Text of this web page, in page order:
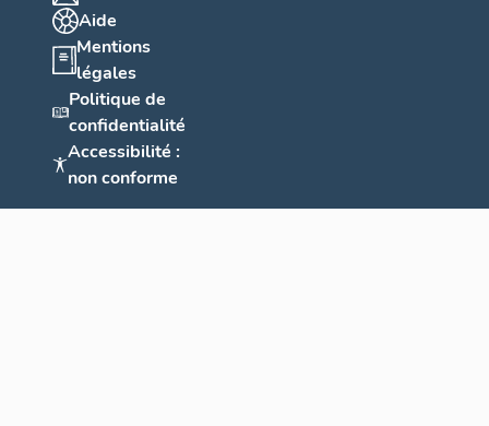
Aide
Mentions
légales
Politique de
confidentialité
Accessibilité :
non conforme